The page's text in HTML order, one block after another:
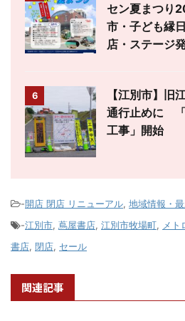
セン夏まつり
市・子ども縁
店・ステージ
6
【江別市】旧
通行止めに
工事」開始
-開店 閉店 リニューアル, 地域情報・
-江別市, 蔦屋書店, 江別市牧場町, メト
書店, 閉店, セール
関連記事